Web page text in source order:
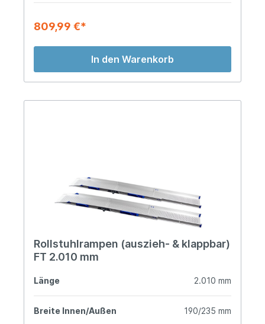
809,99 €*
In den Warenkorb
Rollstuhlrampen (auszieh- & klappbar)
FT 2.010 mm
Länge 2.010 mm
Breite Innen/Außen 190/235 mm